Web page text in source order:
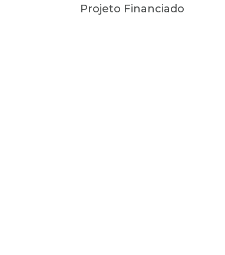
Projeto Financiado